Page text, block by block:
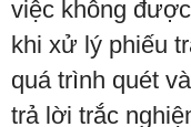
việc không
khi xử lý phiếu
quá trình quét
trả lời trắc